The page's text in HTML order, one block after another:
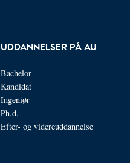
UDDANNELSER PÅ AU
Bachelor
Kandidat
Ingeniør
Ph.d.
Efter- og videreuddannelse